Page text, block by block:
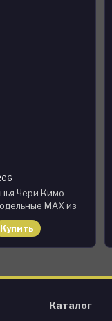
Чери Кимо
MAX из
красный
Купить
Каталог